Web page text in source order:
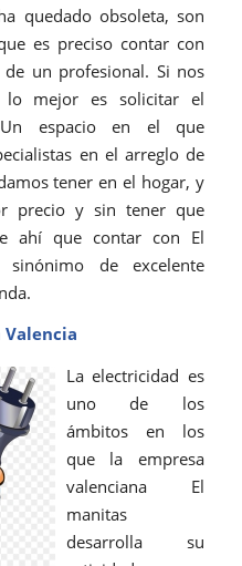
quedado obsoleta, son
es preciso contar con
un profesional. Si nos
lo mejor es solicitar el
espacio en el que
en el arreglo de
tener en el hogar, y
precio y sin tener que
ahí que contar con El
de excelente
La electricidad es
uno de los
ámbitos en los
que la empresa
valenciana El
manitas
desarrolla su